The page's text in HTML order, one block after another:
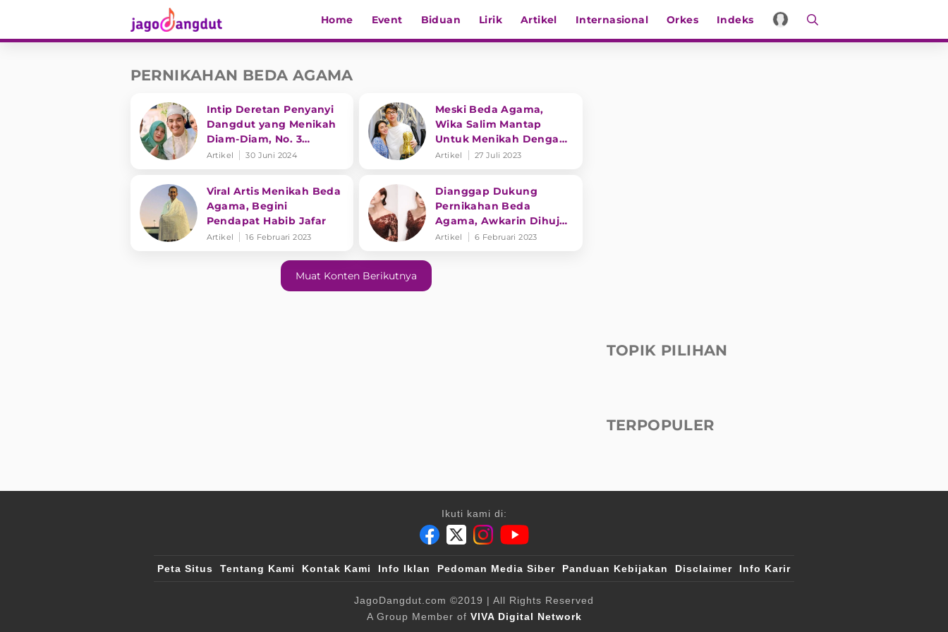
Home Event Biduan Lirik Artikel Internasional Orkes Indeks
PERNIKAHAN BEDA AGAMA
Intip Deretan Penyanyi
Dangdut yang Menikah
Diam-Diam, No. 3
Diduga Beda Agama
Artikel 30 Juni 2024
Meski Beda Agama,
Wika Salim Mantap
Untuk Menikah Dengan
Max Adam: Doain Ya
Artikel 27 Juli 2023
Viral Artis Menikah Beda
Agama, Begini
Pendapat Habib Jafar
Artikel 16 Februari 2023
Dianggap Dukung
Pernikahan Beda
Agama, Awkarin Dihujat
Netizen
Artikel 6 Februari 2023
Muat Konten Berikutnya
TOPIK PILIHAN
TERPOPULER
Ikuti kami di:
Peta Situs Tentang Kami Kontak Kami Info Iklan Pedoman Media Siber Panduan Kebijakan Disclaimer Info Karir
JagoDangdut.com ©2019 | All Rights Reserved
A Group Member of VIVA Digital Network